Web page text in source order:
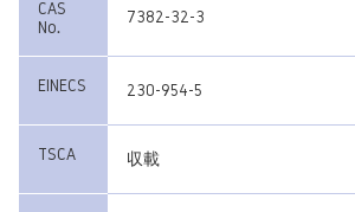
CAS
No.
7382-32-3
EINECS 230-954-5
TSCA 収載